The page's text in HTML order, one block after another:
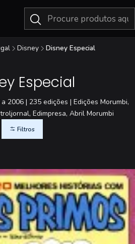
Disney Disney Especial
Especial
2006 | 235 edições | Edições Morumbi,
Edimpresa, Abril Morumbi
Filtros